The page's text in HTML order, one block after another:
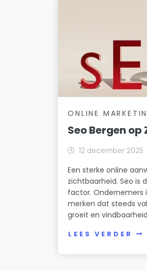
ONLINE
Seo Bergen op
12 december 2025
Een sterke online
zichtbaarheid. Seo is
factor. Ondernemers
merken dat steeds
groeit en
LEES VERDER